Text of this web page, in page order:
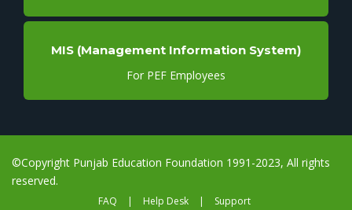
MIS (Management Information System)
For PEF Employees
©Copyright Punjab Education Foundation 1991-2023, All rights
reserved.
FAQ | Help Desk | Support